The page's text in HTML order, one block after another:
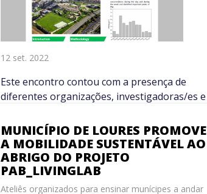
12 set. 2022
Este encontro contou com a presença de
diferentes organizações, investigadoras/es e
MUNICÍPIO DE LOURES PROMOVE
A MOBILIDADE SUSTENTÁVEL AO
ABRIGO DO PROJETO
PAB_LIVINGLAB
Ateliês organizados para ensinar munícipes a andar